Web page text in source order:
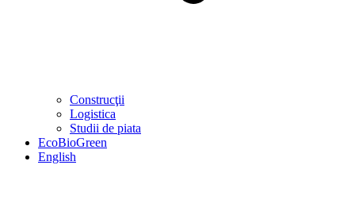
Construcţii
Logistica
Studii de piata
EcoBioGreen
English